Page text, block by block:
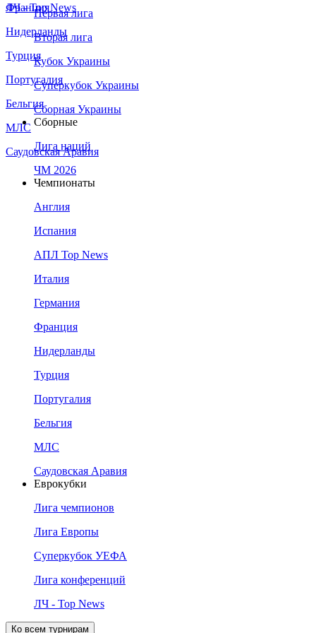
Франция
Нидерланды
Турция
Португалия
Бельгия
МЛС
Саудовская Аравия
ЛЧ - Top News
Первая лига
Вторая лига
Кубок Украины
Суперкубок Украины
Сборная Украины
Сборные
Лига наций
ЧМ 2026
Чемпионаты
Англия
Испания
АПЛ Top News
Италия
Германия
Франция
Нидерланды
Турция
Португалия
Бельгия
МЛС
Саудовская Аравия
Еврокубки
Лига чемпионов
Лига Европы
Суперкубок УЕФА
Лига конференций
ЛЧ - Top News
Ко всем турнирам